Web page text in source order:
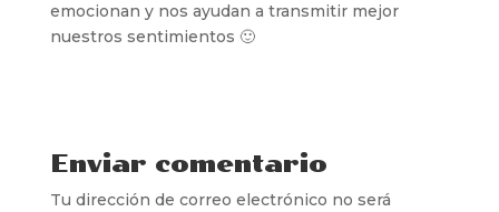
emocionan y nos ayudan a transmitir mejor
nuestros sentimientos 🙂
Enviar comentario
Tu dirección de correo electrónico no será